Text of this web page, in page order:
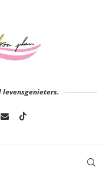
levensgenieters.